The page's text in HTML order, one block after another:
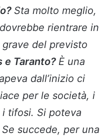
Sta molto meglio,
rientrare in
del previsto
e Taranto? È una
dall’inizio ci
per le società, i
tifosi. Si poteva
succede, per una